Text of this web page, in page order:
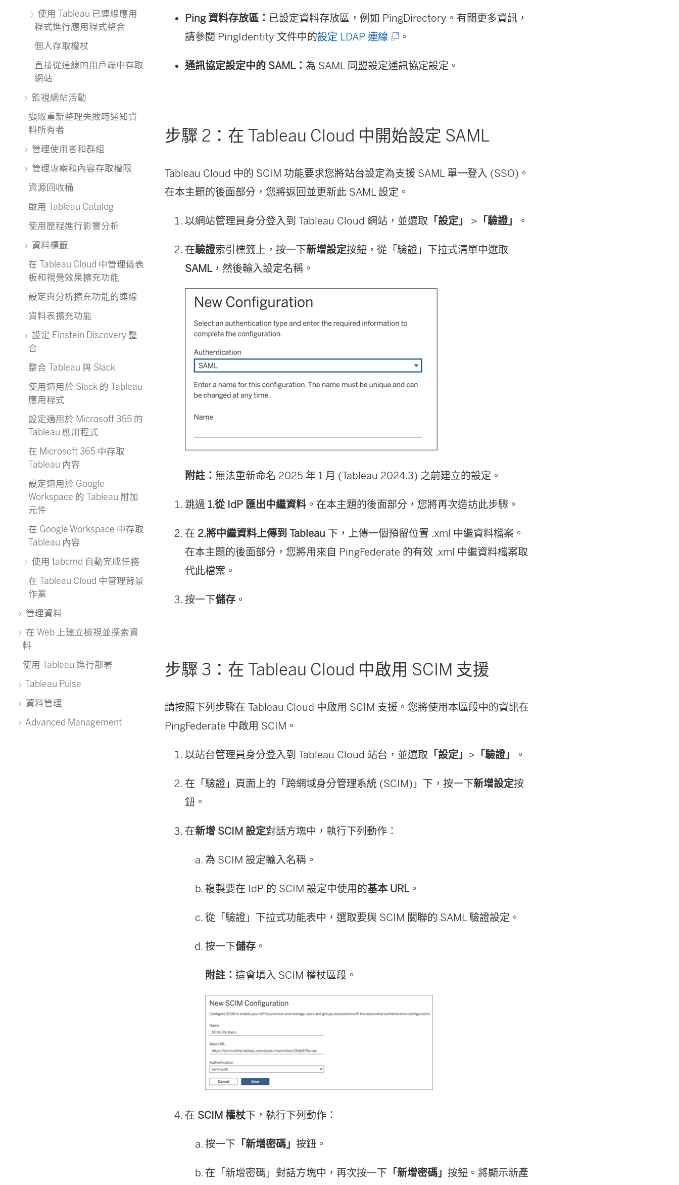
使用 Tableau 已連線應用
程式進行應用程式整合
個人存取權杖
直接從連線的用戶端中存取
網站
監視網站活動
擷取重新整理失敗時通知資
料所有者
管理使用者和群組
管理專案和內容存取權限
資源回收桶
啟用 Tableau Catalog
使用歷程進行影響分析
資料標籤
在 Tableau Cloud 中管理儀表
板和視覺效果擴充功能
設定與分析擴充功能的連線
資料表擴充功能
設定 Einstein Discovery 整
合
整合 Tableau 與 Slack
使用適用於 Slack 的 Tableau
應用程式
設定適用於 Microsoft 365 的
Tableau 應用程式
在 Microsoft 365 中存取
Tableau 內容
設定適用於 Google
Workspace 的 Tableau 附加
元件
在 Google Workspace 中存取
Tableau 內容
使用 tabcmd 自動完成任務
在 Tableau Cloud 中管理背景
作業
管理資料
在 Web 上建立檢視並探索資
料
使用 Tableau 進行部署
Tableau Pulse
資料管理
Advanced Management
新
啟
Ping 資料存放區： 已設定資料存放區，例如 PingDirectory。有關更多資訊，
請參閱 PingIdentity 文件中的設定 LDAP 連線 (
結
視
開
啟
。
通訊協定設定中的 SAML：為 SAML 同盟設定通訊協定設定。
步驟 2：在 Tableau Cloud 中開始設定 SAML
Tableau Cloud 中的 SCIM 功能要求您將站台設定為支援 SAML 單一登入 (SSO)。
在本主題的後面部分，您將返回並更新此 SAML 設定。
以網站管理員身分登入到Tableau Cloud 網站，並選取 「設定」 > 「驗證」 。
在驗證索引標籤上，按一下新增設定按鈕，從「驗證」下拉式清單中選取
SAML，然後輸入設定名稱。
附註： 無法重新命名 2025 年 1 月 (Tableau 2024.3) 之前建立的設定。
跳過 1.從 IdP 匯出中繼資料 。在本主題的後面部分，您將再次造訪此步驟。
在 2.將中繼資料上傳到 Tableau 下，上傳一個預留位置 .xml 中繼資料檔案。
在本主題的後面部分，您將用來自 PingFederate 的有效 .xml 中繼資料檔案取
代此檔案。
按一下儲存 。
步驟 3：在 Tableau Cloud 中啟用 SCIM 支援
請按照下列步驟在 Tableau Cloud 中啟用 SCIM 支援。您將使用本區段中的資訊在
PingFederate 中啟用 SCIM。
以站台管理員身分登入到 Tableau Cloud 站台，並選取 「設定」 > 「驗證」 。
在「驗證」頁面上的「跨網域身分管理系統 (SCIM)」下，按一下新增設定按
鈕。
在新增 SCIM 設定對話方塊中，執行下列動作：
為 SCIM 設定輸入名稱。
複製要在 IdP 的 SCIM 設定中使用的基本 URL。
從「驗證」下拉式功能表中，選取要與 SCIM 關聯的 SAML 驗證設定。
按一下儲存 。
附註：這會填入 SCIM 權杖區段。
在 SCIM 權杖下，執行下列動作：
按一下 「新增密碼」按鈕。
在「新增密碼」對話方塊中，再次按一下 「新增密碼」按鈕。將顯示新產